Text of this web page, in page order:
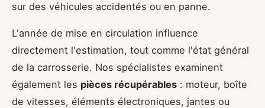
sur des véhicules accidentés ou en panne.
L'année de mise en circulation influence
directement l'estimation, tout comme l'état général
de la carrosserie. Nos spécialistes examinent
également les pièces récupérables : moteur, boîte
de vitesses, éléments électroniques, jantes ou